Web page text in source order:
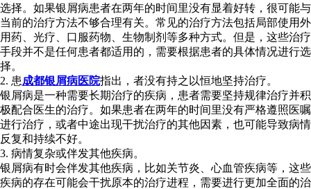
选择。如果银屑病患者在两年的时间里没有显着好转，很可能与
当前的治疗方法不够合理有关。常见的治疗方法包括局部使用外
用药、光疗、口服药物、生物制剂等多种方式。但是，这些治疗
手段并不是任何患者都适用的，需要根据患者的具体情况进行选
择。
2. 患成都银屑病医院指出，者没有持之以恒地坚持治疗。
银屑病是一种需要长期治疗的疾病，患者需要坚持规律治疗并积
极配合医生的治疗。如果患者在两年的时间里没有严格遵照医嘱
进行治疗，或者中途出现干扰治疗的其他因素，也可能导致病情
反复和持续不好。
3. 病情复杂或伴发其他疾病。
银屑病有时会伴发其他疾病，比如关节炎、心血管疾病等，这些
疾病的存在可能会干扰原本的治疗进程，需要进行更加全面的治